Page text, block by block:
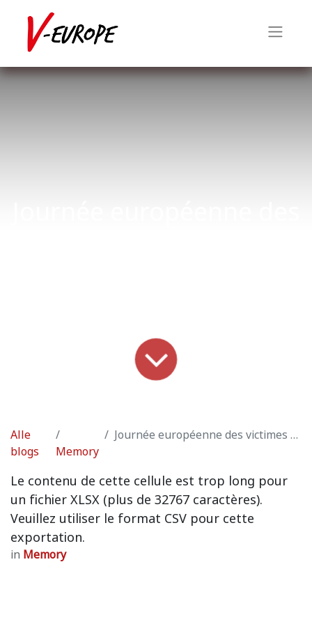
Alle
blogs
Memory
Journée européenne des victimes du terrorisme
Le contenu de cette cellule est trop long pour
un fichier XLSX (plus de 32767 caractères).
Veuillez utiliser le format CSV pour cette
exportation.
in Memory